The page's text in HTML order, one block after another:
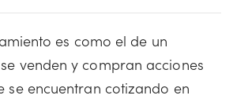
es como el de un
venden y compran acciones
se encuentran cotizando en